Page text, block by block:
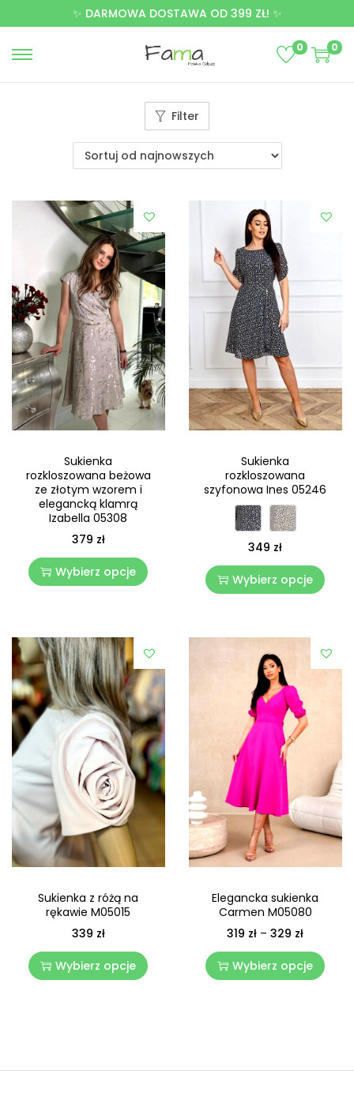
✨ DARMOWA DOSTAWA OD 399 ZŁ! ✨
0 0
Filter
Sukienka
rozkloszowana beżowa
ze złotym wzorem i
elegancką klamrą
Izabella 05308
379 zł
Wybierz opcje
Sukienka
rozkloszowana
szyfonowa Ines 05246
349 zł
Wybierz opcje
Sukienka z różą na
rękawie M05015
339 zł
Wybierz opcje
Elegancka sukienka
Carmen M05080
319 zł –329 zł
Wybierz opcje